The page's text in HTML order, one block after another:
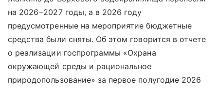
на 2026−2027 годы, а в 2026 году
предусмотренные на мероприятие бюджетные
средства были сняты. Об этом говорится в отчете
о реализации госпрограммы «Охрана
окружающей среды и рациональное
природопользование» за первое полугодие 2026